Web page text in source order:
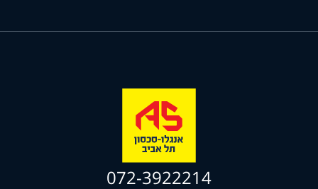
072-3922214